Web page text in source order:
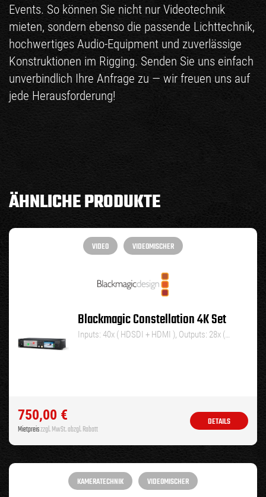
Events. So können Sie nicht nur Videotechnik
mieten, sondern ebenso die passende Lichttechnik,
hochwertiges Audio-Equipment und zuverlässige
Konstruktionen im Rigging. Senden Sie uns einfach
unverbindlich Ihre Anfrage zu — wir freuen uns auf
jede Herausforderung!
ÄHNLICHE PRODUKTE
VIDEO VIDEOMISCHER
Blackmagic Constellation 4K Set
Inputs: 40x ( HDSDI + HDMI ), Outputs: 28x (…
750,00 €
Mietpreiszzgl. MwSt. abzgl. Rabatt
DETAILS
KAMERATECHNIK VIDEOMISCHER